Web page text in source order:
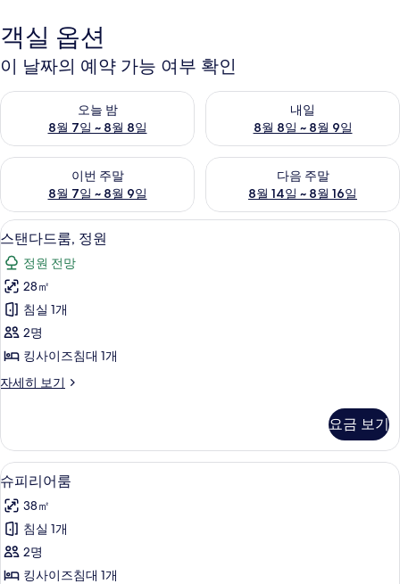
객실 옵션
이 날짜의 예약 가능 여부 확인
오늘 밤
8월 7일 ~ 8월 8일
오늘 밤 예약 가능 여부 확인, 8월 7일 ~ 8월 8일
내일
8월 8일 ~ 8월 9일
내일 예약 가능 여부 확인, 8월
이번 주말
8월 7일 ~ 8월 9일
이번 주말 예약 가능 여부 확인, 8월 7일 ~ 8월 9일
다음 주말
8월 14일 ~ 8월 16일
다음 주말 예약 가능 여부 확인,
스
탠
다
드
룸,
정
사
모
두
보
기
스탠다드룸, 정원 | 필로우탑 침대, 책
5
스탠다드룸, 정원
정원 전망
28㎡
침실 1개
2명
킹사이즈침대 1개
자세히 보기
스
룸,
정
원
자
세
히
보
기
요금 보기
슈
피
리
어
룸
슈피리어룸 | 필로우탑 침대, 책상, 노
6
슈피리어룸
38㎡
침실 1개
2명
킹사이즈침대 1개